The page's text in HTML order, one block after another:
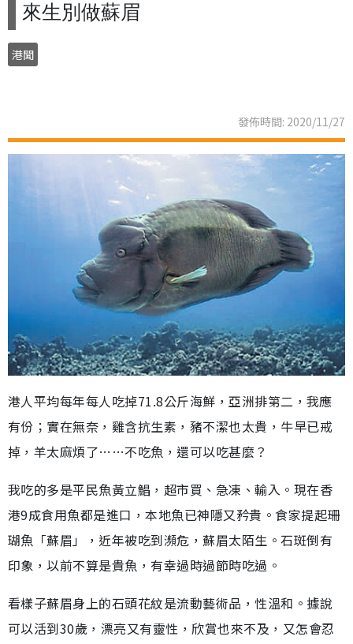
來生別做蘇眉
港聞
發佈時間: 2020/11/27
港人平均每年每人吃掉71.8公斤海鮮，亞洲排第二，我應
有份；實在無奈，雞含抗生素，豬不潔也太貴，牛早已戒
掉，羊太麻煩了……不吃魚，還可以吃甚麼？
我吃的多是平民魚黃立鯧，超市買、急凍、輸入。現在香
港9成食用魚都是進口，本地魚已神隱又矜貴。食家提起珊
瑚魚「蘇眉」，近年被吃到瀕危，蘇眉太陌生。石斑倒有
印象，以前不算是貴魚，有幸過時過節時吃過。
看樣子蘇眉身上的石頭花紋是流動藝術品，性溫和。據說
可以活到30歲，漂亮又有靈性，欣賞也來不及，又怎會忍